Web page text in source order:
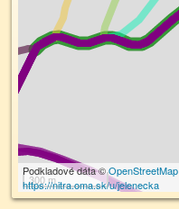
300 m
Podkladové dáta ©OpenStreetMap
https://nitra.oma.sk/u/jelenecka